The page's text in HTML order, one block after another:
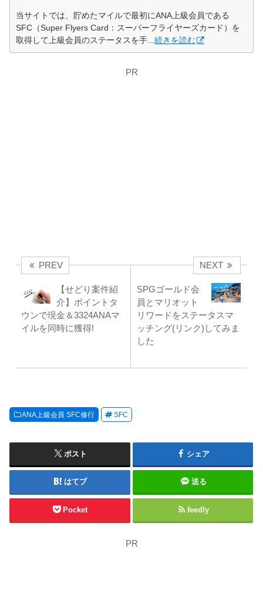
当サイトでは、貯めたマイルで最初にANA上級会員である
SFC（Super Flyers Card：スーパーフライヤーズカード）を
取得して上級会員のステータスを手...続きを読む
PR
PREV
【せどり案件紹
介】ポイントタ
ウンで現金＆3324ANAマ
イルを同時に獲得!
NEXT
SPGゴールド会
員とマリオット
リワードをステータスマ
ッチング(リンク)してみま
した
ANA上級会員 SFC修行 SFC
ポスト シェア
はてブ 送る
Pocket feedly
PR